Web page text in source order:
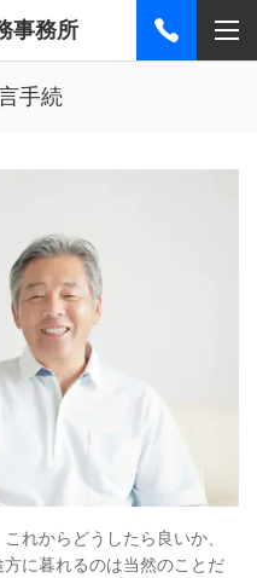
事務所
手続
れからどうしたら良いか、
に暮れるのは当然のことだ